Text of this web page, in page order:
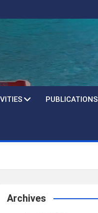
PUBLICATIONS
Archives